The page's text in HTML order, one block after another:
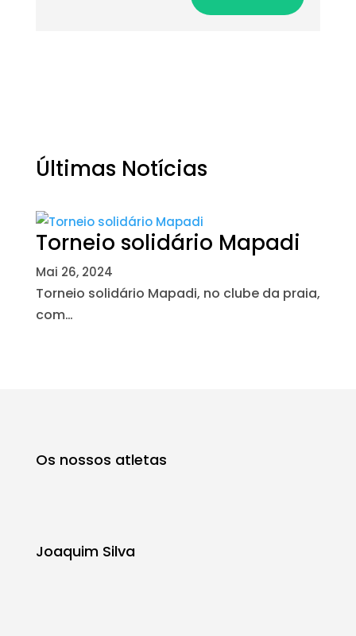
Últimas Notícias
Torneio solidário Mapadi
Mai 26, 2024
Torneio solidário Mapadi, no clube da praia,
com…
Os nossos atletas
Joaquim Silva